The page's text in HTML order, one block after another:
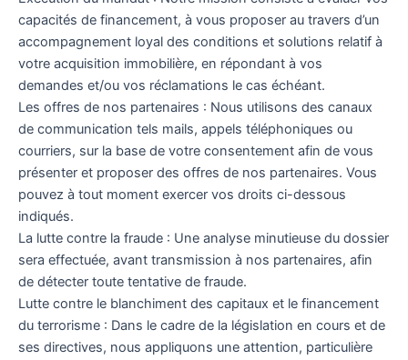
capacités de financement, à vous proposer au travers d’un
accompagnement loyal des conditions et solutions relatif à
votre acquisition immobilière, en répondant à vos
demandes et/ou vos réclamations le cas échéant.
Les offres de nos partenaires : Nous utilisons des canaux
de communication tels mails, appels téléphoniques ou
courriers, sur la base de votre consentement afin de vous
présenter et proposer des offres de nos partenaires. Vous
pouvez à tout moment exercer vos droits ci-dessous
indiqués.
La lutte contre la fraude : Une analyse minutieuse du dossier
sera effectuée, avant transmission à nos partenaires, afin
de détecter toute tentative de fraude.
Lutte contre le blanchiment des capitaux et le financement
du terrorisme : Dans le cadre de la législation en cours et de
ses directives, nous appliquons une attention, particulière